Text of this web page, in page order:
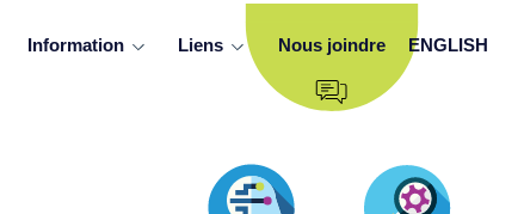
Information Liens Nous joindre ENGLISH